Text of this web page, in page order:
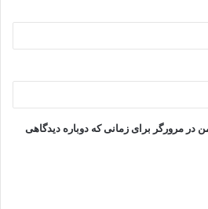
در مرورگر برای زمانی که دوباره دیدگاهی